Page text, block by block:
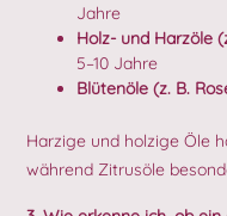
Jahre
Holz- und Harzöle
5–10 Jahre
Blütenöle (z. B.
Harzige und holzige Öle
während Zitrusöle